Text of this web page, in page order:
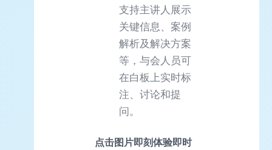
支持主讲人展示
关键信息、案例
解析及解决方案
等，与会人员可
在白板上实时标
注、讨论和提
问。
点击图片即刻体验即时